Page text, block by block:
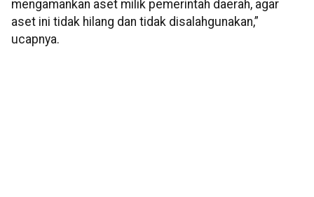
mengamankan aset milik pemerintah daerah, agar
aset ini tidak hilang dan tidak disalahgunakan,”
ucapnya.